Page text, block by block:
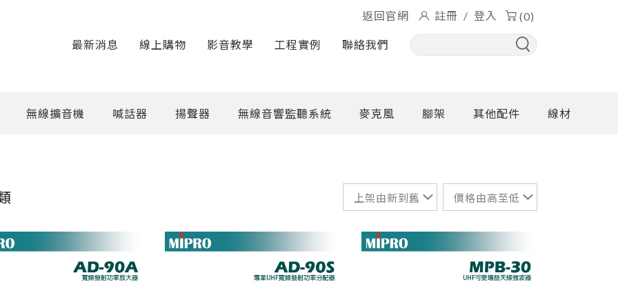
最新消息 線上購物 影音教學 工程實例 聯絡我們
返回官網 註冊 / 登入 (0)
無線擴音機 喊話器 揚聲器 無線音響監聽系統 麥克風 腳架 其他配件 線材